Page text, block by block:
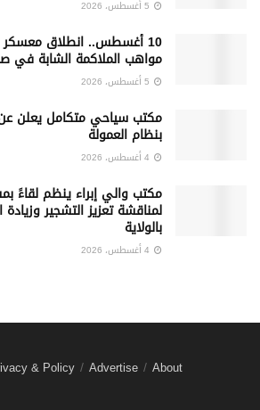
10 أغسطس.. انطلاق
مواهب الملاكمة الشابة في
‏مكتب سياحي متكامل يعلن عن
بنظام العمولة
مكتب والي إبراء ينظم لقاءً
لمناقشة تعزيز التشجير
بالولاية
About
Advertise
& Policy